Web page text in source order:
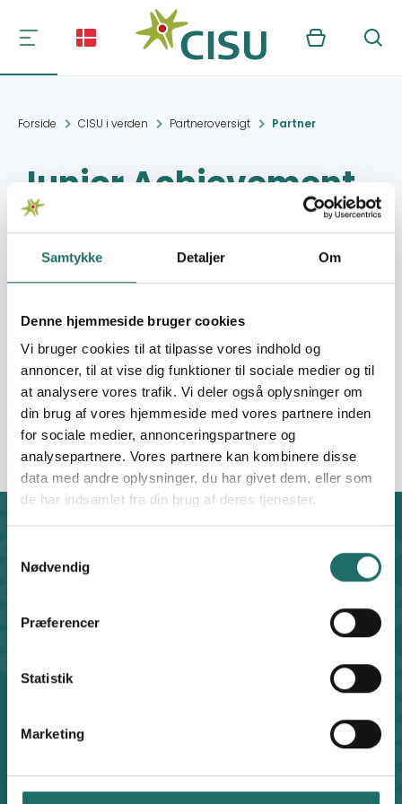
Samtykke Detaljer Om
Denne hjemmeside bruger cookies
Vi bruger cookies til at tilpasse vores indhold og
annoncer, til at vise dig funktioner til sociale medier og til
at analysere vores trafik. Vi deler også oplysninger om
din brug af vores hjemmeside med vores partnere inden
for sociale medier, annonceringspartnere og
analysepartnere. Vores partnere kan kombinere disse
data med andre oplysninger, du har givet dem, eller som
de har indsamlet fra din brug af deres tjenester.
Nødvendig
Præferencer
Statistik
Marketing
Kurv Søg
Forside CISU i verden Partneroversigt Partner
Junior Achievement
Zimbabwe
Kontakt:
Agriculture House 1
Road,Malborough
Harare
Organisation:
Plan Danmark
(deaktiveret)
CISU - Civilsamfund i Udvikling
Klosterport 4x, 8000 Aarhus
8612 0342
Facebook
Find medarbejder
Adfærdskodeks
Indgiv en klage